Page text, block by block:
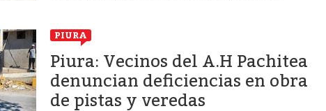
PIURA
Piura: Vecinos del A.H Pachitea
denuncian deficiencias en obra
de pistas y veredas